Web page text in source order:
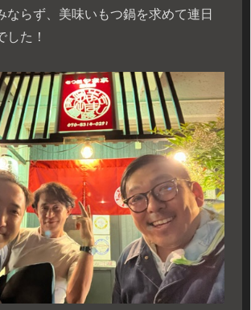
ならず、美味いもつ鍋を求めて連日
した！